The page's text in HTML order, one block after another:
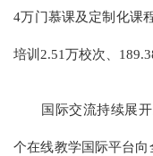
4万门慕课及定制化课
培训2.51万校次、
国际交流持续展开
个在线教学国际平台